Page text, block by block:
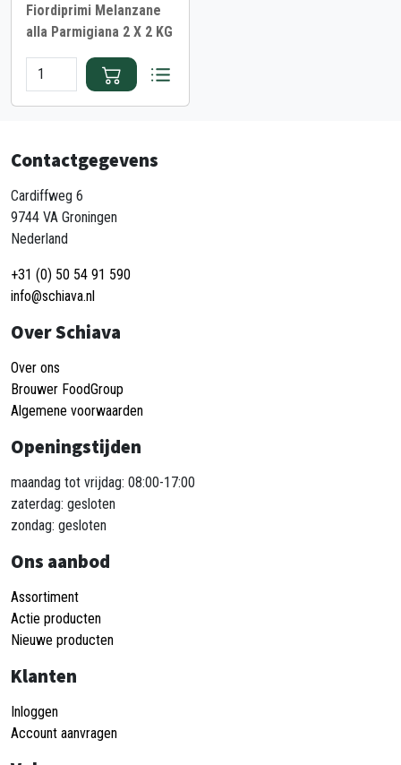
Fiordiprimi Melanzane
alla Parmigiana 2 X 2 KG
Contactgegevens
Cardiffweg 6
9744 VA Groningen
Nederland
+31 (0) 50 54 91 590
info@schiava.nl
Over Schiava
Over ons
Brouwer FoodGroup
Algemene voorwaarden
Openingstijden
maandag tot vrijdag: 08:00-17:00
zaterdag: gesloten
zondag: gesloten
Ons aanbod
Assortiment
Actie producten
Nieuwe producten
Klanten
Inloggen
Account aanvragen